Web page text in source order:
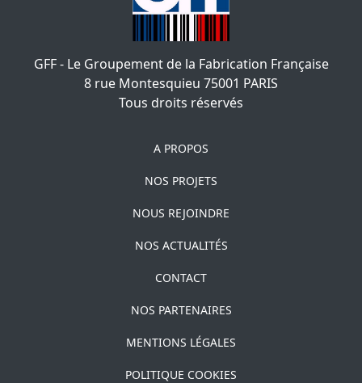
GFF - Le Groupement de la Fabrication Française
8 rue Montesquieu 75001 PARIS
Tous droits réservés
A PROPOS
NOS PROJETS
NOUS REJOINDRE
NOS ACTUALITÉS
CONTACT
NOS PARTENAIRES
MENTIONS LÉGALES
POLITIQUE COOKIES